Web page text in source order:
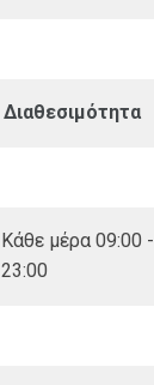
Διαθεσιμότητα
Κάθε μέρα 09:00 -
23:00